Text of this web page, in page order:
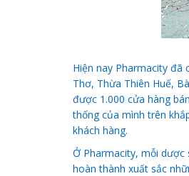
Hiện nay Pharmacity đã
Thơ, Thừa Thiên Huế,
được 1.000 cửa hàng
thống của mình trên
khách hàng.
Ở Pharmacity, mỗi
hoàn thành xuất sắc